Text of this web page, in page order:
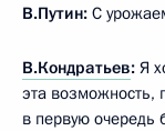
В.Путин: С
В.Кондратьев: Я
эта возможность,
в первую очередь